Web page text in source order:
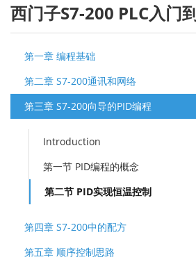
西门子S7-200 PLC入门
第一章 编程基础
第二章 S7-200通讯和网络
第三章 S7-200向导的PID编程
Introduction
第一节 PID编程的概念
第二节 PID实现恒温控制
第四章 S7-200中的配方
第五章 顺序控制思路